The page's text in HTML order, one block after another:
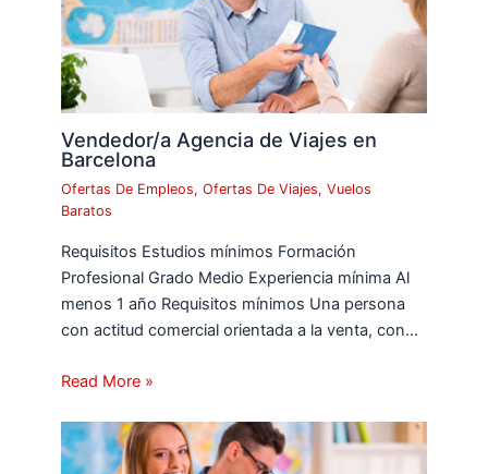
Vendedor/a Agencia de Viajes en
Barcelona
Ofertas De Empleos,Ofertas De Viajes,Vuelos
Baratos
Requisitos Estudios mínimos Formación
Profesional Grado Medio Experiencia mínima Al
menos 1 año Requisitos mínimos Una persona
con actitud comercial orientada a la venta, con…
Read More »